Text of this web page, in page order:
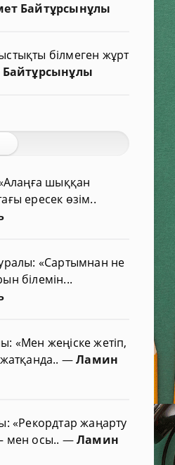
Байтұрсынұлы
білмеген жұрт
шыққан
ересек өзім..
«Сартымнан не
білемін...
«Мен жеңіске жетіп,
—Ламин
«Рекордтар жаңарту
мен осы.. —Ламин